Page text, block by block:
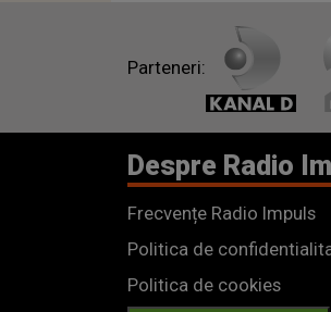
Parteneri:
Despre Radio
Frecvențe Radio Impuls
Politica de
Politica de cookies